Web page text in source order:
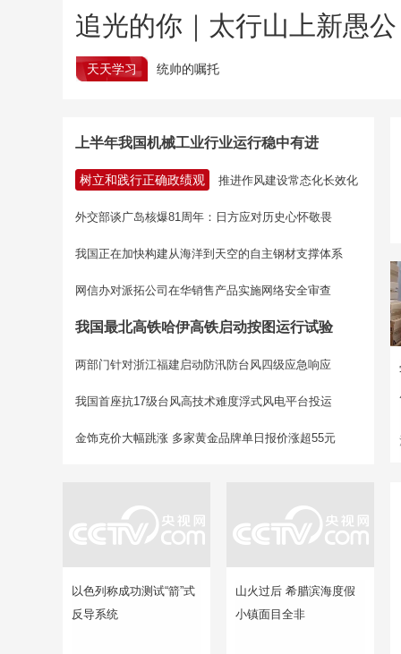
追光的你｜太行山上新愚公
天天学习 统帅的嘱托
上半年我国机械工业行业运行稳中有进
树立和践行正确政绩观 推进作风建设常态化长效化
外交部谈广岛核爆81周年：日方应对历史心怀敬畏
我国正在加快构建从海洋到天空的自主钢材支撑体系
网信办对派拓公司在华销售产品实施网络安全审查
我国最北高铁哈伊高铁启动按图运行试验
两部门针对浙江福建启动防汛防台风四级应急响应
我国首座抗17级台风高技术难度浮式风电平台投运
金饰克价大幅跳涨 多家黄金品牌单日报价涨超55元
以色列称成功测试“箭”式
反导系统
山火过后 希腊滨海度假
小镇面目全非